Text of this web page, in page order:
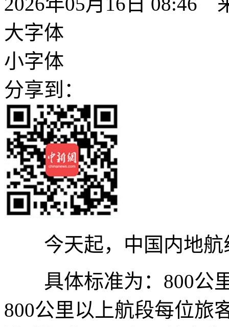
大字体
小字体
分享到：
今天起，中国内地航
具体标准为：800公里
800公里以上航段每位旅